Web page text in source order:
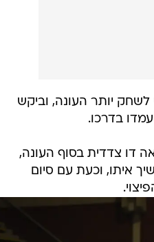
יותר העונה, וביקש
בדרכו.
דו צדדית בסוף העונה,
איתו, וכעת עם סיום